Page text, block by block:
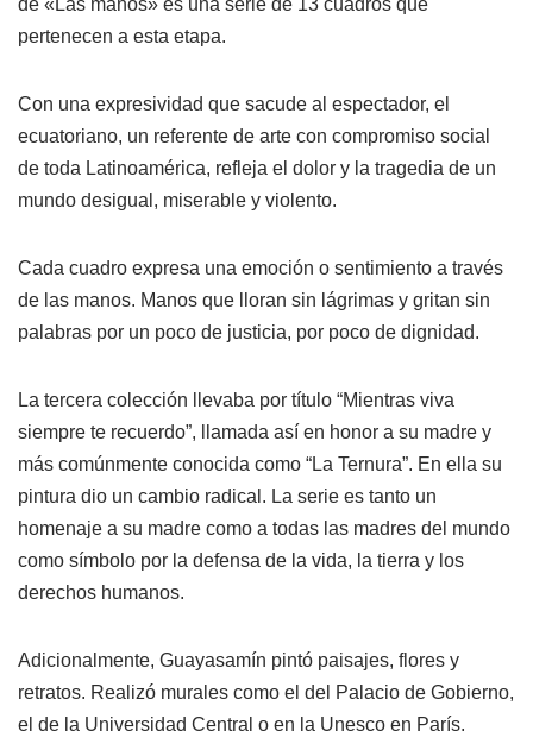
de «Las manos» es una serie de 13 cuadros que
pertenecen a esta etapa.
Con una expresividad que sacude al espectador, el
ecuatoriano, un referente de arte con compromiso social
de toda Latinoamérica, refleja el dolor y la tragedia de un
mundo desigual, miserable y violento.
Cada cuadro expresa una emoción o sentimiento a través
de las manos. Manos que lloran sin lágrimas y gritan sin
palabras por un poco de justicia, por poco de dignidad.
La tercera colección llevaba por título “Mientras viva
siempre te recuerdo”, llamada así en honor a su madre y
más comúnmente conocida como “La Ternura”. En ella su
pintura dio un cambio radical. La serie es tanto un
homenaje a su madre como a todas las madres del mundo
como símbolo por la defensa de la vida, la tierra y los
derechos humanos.
Adicionalmente, Guayasamín pintó paisajes, flores y
retratos. Realizó murales como el del Palacio de Gobierno,
el de la Universidad Central o en la Unesco en París,